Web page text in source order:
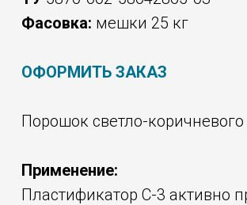
Фасовка: мешки 25 кг
ОФОРМИТЬ ЗАКАЗ
Порошок светло-
Применение:
Пластификатор С-3 активно